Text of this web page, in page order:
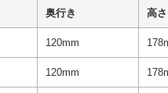
奥行き 高さ
120mm
120mm